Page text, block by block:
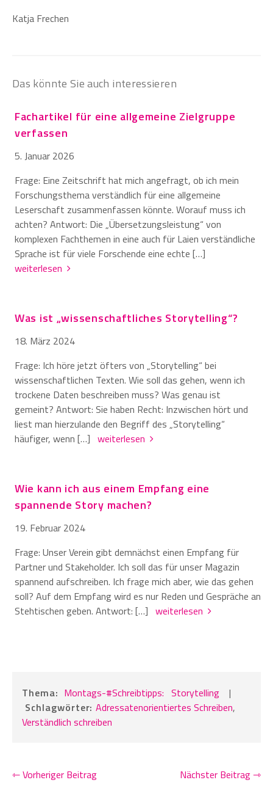
Katja Frechen
Das könnte Sie auch interessieren
Fachartikel für eine allgemeine Zielgruppe
verfassen
5. Januar 2026
Frage: Eine Zeitschrift hat mich angefragt, ob ich mein
Forschungsthema verständlich für eine allgemeine
Leserschaft zusammenfassen könnte. Worauf muss ich
achten? Antwort: Die „Übersetzungsleistung“ von
komplexen Fachthemen in eine auch für Laien verständliche
Sprache ist für viele Forschende eine echte […]
weiterlesen
Was ist „wissenschaftliches Storytelling“?
18. März 2024
Frage: Ich höre jetzt öfters von „Storytelling“ bei
wissenschaftlichen Texten. Wie soll das gehen, wenn ich
trockene Daten beschreiben muss? Was genau ist
gemeint? Antwort: Sie haben Recht: Inzwischen hört und
liest man hierzulande den Begriff des „Storytelling“
häufiger, wenn […] weiterlesen
Wie kann ich aus einem Empfang eine
spannende Story machen?
19. Februar 2024
Frage: Unser Verein gibt demnächst einen Empfang für
Partner und Stakeholder. Ich soll das für unser Magazin
spannend aufschreiben. Ich frage mich aber, wie das gehen
soll? Auf dem Empfang wird es nur Reden und Gespräche an
Stehtischen geben. Antwort: […] weiterlesen
Thema: Montags-#Schreibtipps: Storytelling
|
Schlagwörter:Adressatenorientiertes Schreiben,
Verständlich schreiben
⇽ Vorheriger Beitrag Nächster Beitrag ⇾